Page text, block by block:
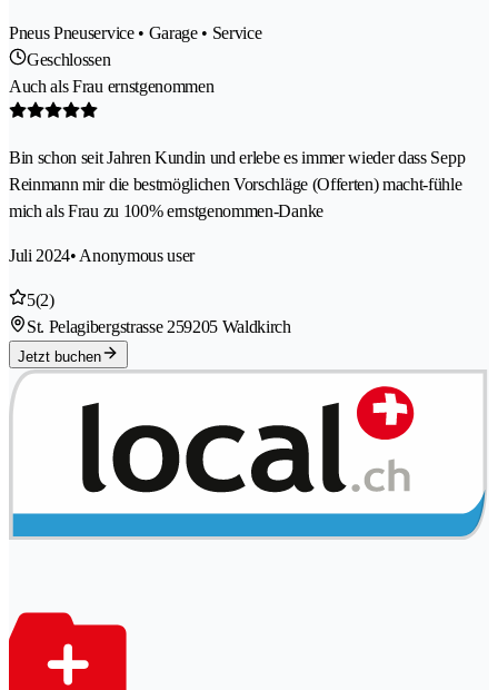
Pneus Pneuservice • Garage • Service
Geschlossen
Auch als Frau ernstgenommen
Bin schon seit Jahren Kundin und erlebe es immer wieder dass Sepp
Reinmann mir die bestmöglichen Vorschläge (Offerten) macht-fühle
mich als Frau zu 100% ernstgenommen-Danke
Juli 2024• Anonymous user
5(2)
St. Pelagibergstrasse 259205 Waldkirch
Jetzt buchen